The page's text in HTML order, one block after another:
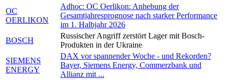
OC
OERLIKON
Adhoc: OC Oerlikon: Anhebung der
Gesamtjahresprognose nach starker Performance
im 1. Halbjahr 2026
BOSCH
Russischer Angriff zerstört Lager mit Bosch-
Produkten in der Ukraine
SIEMENS
ENERGY
DAX vor spannender Woche - und Rekorden?
Bayer, Siemens Energy, Commerzbank und
Allianz mit ...